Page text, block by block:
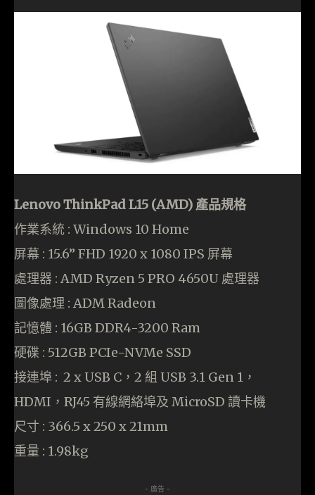
Lenovo ThinkPad L15 (AMD) 產品規格
作業系統 : Windows 10 Home
屏幕 : 15.6” FHD 1920 x 1080 IPS 屏幕
處理器 : AMD Ryzen 5 PRO 4650U 處理器
圖像處理 : ADM Radeon
記憶體 : 16GB DDR4-3200 Ram
硬碟 : 512GB PCIe-NVMe SSD
接連埠 : 2 x USB C，2 組 USB 3.1 Gen 1，
HDMI，RJ45 有線網絡埠及 MicroSD 讀卡機
尺寸 : 366.5 x 250 x 21mm
重量 : 1.98kg
- 廣告 -